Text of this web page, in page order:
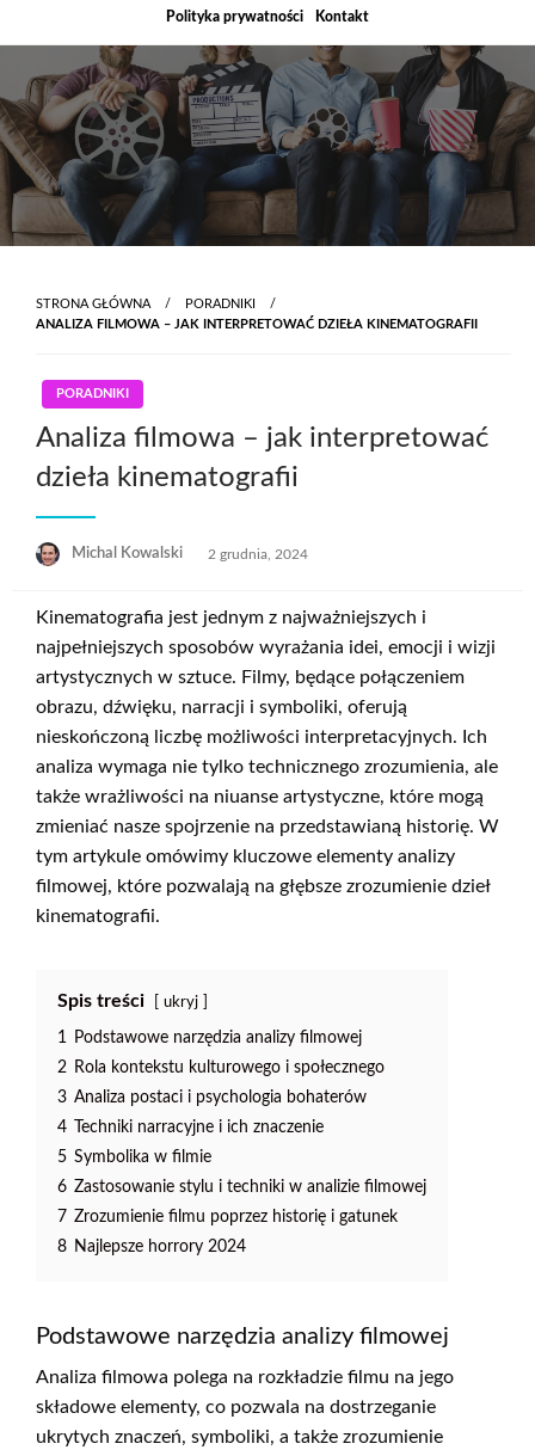
to
content
Polityka prywatności Kontakt
STRONA GŁÓWNA
PORADNIKI
ANALIZA FILMOWA – JAK INTERPRETOWAĆ DZIEŁA KINEMATOGRAFII
PORADNIKI
Analiza filmowa – jak interpretować
dzieła kinematografii
Michal Kowalski
Opublikowane
2 grudnia, 2024
Kinematografia jest jednym z najważniejszych i
najpełniejszych sposobów wyrażania idei, emocji i wizji
artystycznych w sztuce. Filmy, będące połączeniem
obrazu, dźwięku, narracji i symboliki, oferują
nieskończoną liczbę możliwości interpretacyjnych. Ich
analiza wymaga nie tylko technicznego zrozumienia, ale
także wrażliwości na niuanse artystyczne, które mogą
zmieniać nasze spojrzenie na przedstawianą historię. W
tym artykule omówimy kluczowe elementy analizy
filmowej, które pozwalają na głębsze zrozumienie dzieł
kinematografii.
Spis treści ukryj
1 Podstawowe narzędzia analizy filmowej
2 Rola kontekstu kulturowego i społecznego
3 Analiza postaci i psychologia bohaterów
4
Techniki narracyjne i ich znaczenie
5 Symbolika w filmie
6 Zastosowanie stylu i techniki w analizie filmowej
7 Zrozumienie filmu poprzez historię i gatunek
8 Najlepsze horrory 2024
Podstawowe narzędzia analizy filmowej
Analiza filmowa polega na rozkładzie filmu na jego
składowe elementy, co pozwala na dostrzeganie
ukrytych znaczeń, symboliki, a także zrozumienie